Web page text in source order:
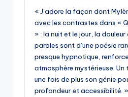
« J’adore la façon dont
avec les contrastes dans «
» : la nuit et le jour, la douleur
paroles sont d’une poésie
presque hypnotique,
atmosphère mystérieuse. Un
une fois de plus son génie
profondeur et accessibilité. »